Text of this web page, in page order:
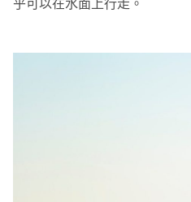
乎可以在水面上行走。